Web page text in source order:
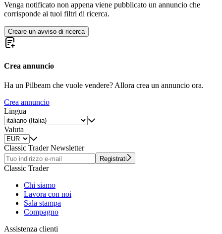
Venga notificato non appena viene pubblicato un annuncio che
corrisponde ai tuoi filtri di ricerca.
Creare un avviso di ricerca
Crea annuncio
Ha un Pilbeam che vuole vendere? Allora crea un annuncio ora.
Crea annuncio
Lingua
Valuta
Classic Trader Newsletter
Registrati
Classic Trader
Chi siamo
Lavora con noi
Sala stampa
Compagno
Assistenza clienti